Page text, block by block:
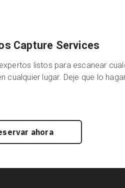
Capture Services
listos para escanear
cualquier lugar. Deje que lo
ahora